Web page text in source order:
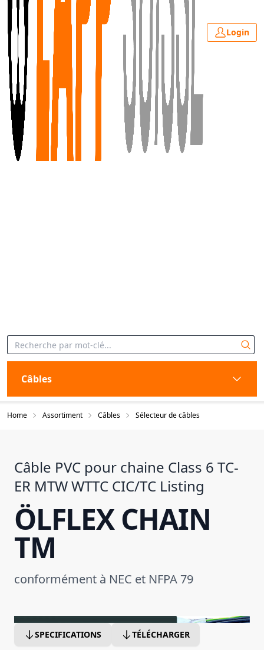
Login
Câbles
Home Assortiment Câbles Sélecteur de câbles
Câble PVC pour chaine Class 6 TC-
ER MTW WTTC CIC/TC Listing
ÖLFLEX CHAIN
TM
conformément à NEC et NFPA 79
SPECIFICATIONS TÉLÉCHARGER